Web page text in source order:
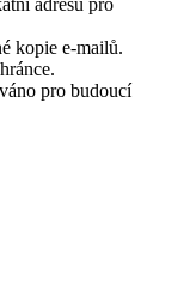
kopie e-mailů.
pro budoucí